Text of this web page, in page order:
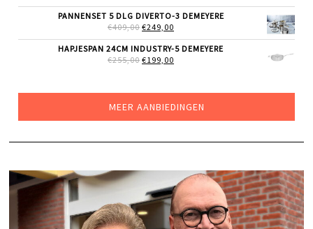
WAS:
€41,99.
IS:
€29,99.
PANNENSET 5 DLG DIVERTO-3 DEMEYERE
€409,00 OORSPRONKELIJKE
WAS:
€409,00.
€249,00
IS:
HAPJESPAN 24CM INDUSTRY-5 DEMEYERE
€255,00 OORSPRONKELIJKE
€199,00
MEER AANBIEDINGEN